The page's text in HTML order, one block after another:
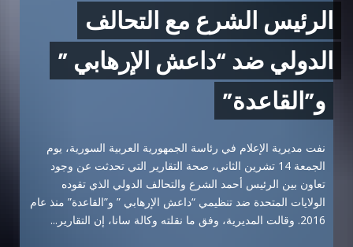
الرئيس الشرع مع التحالف
الدولي ضد “داعش الإرهابي ”
و”القاعدة”
نفت مديرية الإعلام في رئاسة الجمهورية العربية السورية، يوم
الجمعة 14 تشرين الثاني، صحة التقارير التي تحدثت عن وجود
تعاون بين الرئيس أحمد الشرع والتحالف الدولي الذي تقوده
الولايات المتحدة ضد تنظيمي “داعش الإرهابي ” و”القاعدة” منذ عام
2016. وقالت المديرية، وفق ما نقلته وكالة سانا، إن التقارير...